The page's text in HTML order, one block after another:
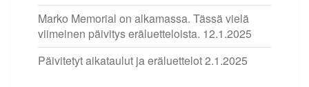
Marko Memorial on alkamassa. Tässä vielä
viimeinen päivitys eräluetteloista. 12.1.2025
Päivitetyt aikataulut ja eräluettelot2.1.2025